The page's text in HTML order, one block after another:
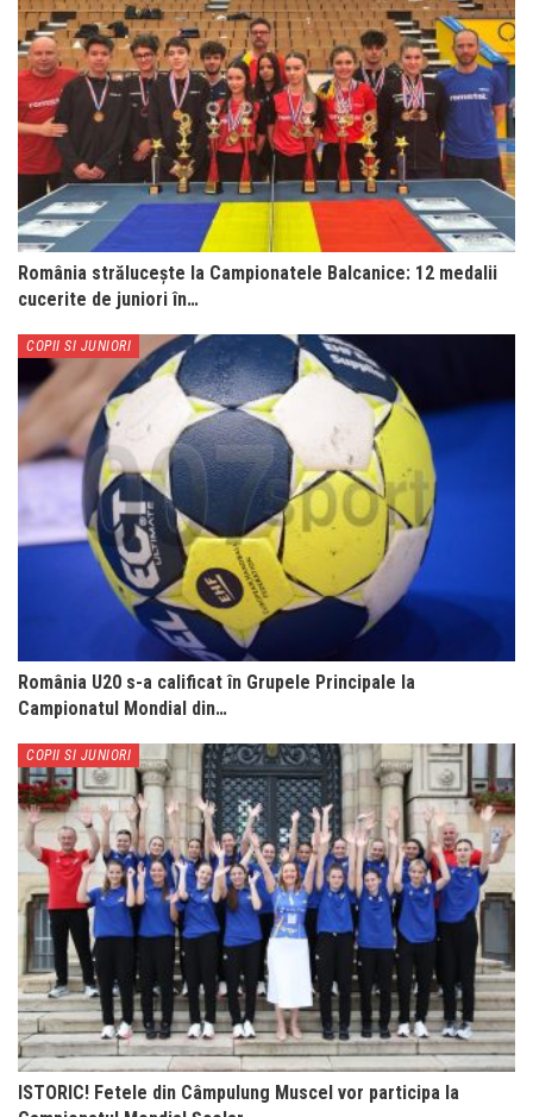
România strălucește la Campionatele Balcanice: 12 medalii
cucerite de juniori în…
COPII SI JUNIORI
România U20 s-a calificat în Grupele Principale la
Campionatul Mondial din…
COPII SI JUNIORI
ISTORIC! Fetele din Câmpulung Muscel vor participa la